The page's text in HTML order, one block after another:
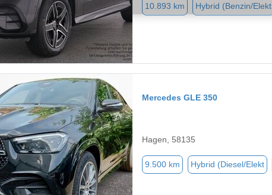
10.893 km Hybrid (Benzin/Elekt
Mercedes GLE 350
Hagen, 58135
9.500 km Hybrid (Diesel/Elekt